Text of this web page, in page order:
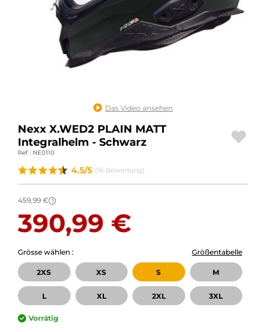
SPORTBEKLEIDUNG
SPEZIELLE ANGEBOTE UND SONDERAKTIONEN
DE | EUR €
MARKEN
Das Video ansehen
Nexx X.WED2 PLAIN MATT
Integralhelm - Schwarz
Ref : NE0110
4.5/5 (16 Bewertung)
459,99 € ?
390,99 €
Grösse wählen : Größentabelle
2XS XS S M
L XL 2XL 3XL
Vorrätig